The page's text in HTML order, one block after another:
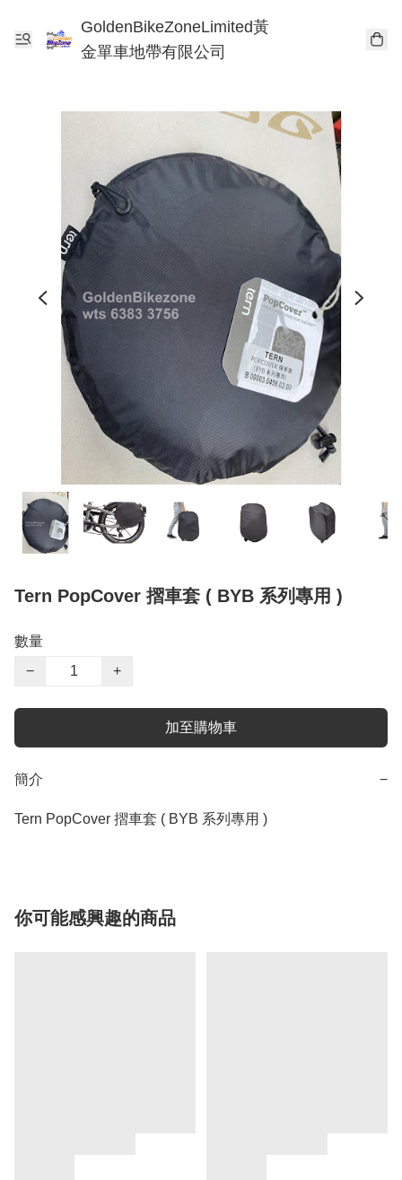
GoldenBikeZoneLimited黃
金單車地帶有限公司
Tern PopCover 摺車套 ( BYB 系列專用 )
數量
−
+
加至購物車
簡介 −
Tern PopCover 摺車套 ( BYB 系列專用 )
你可能感興趣的商品